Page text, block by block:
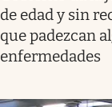
de edad y sin
que padezcan
enfermedades